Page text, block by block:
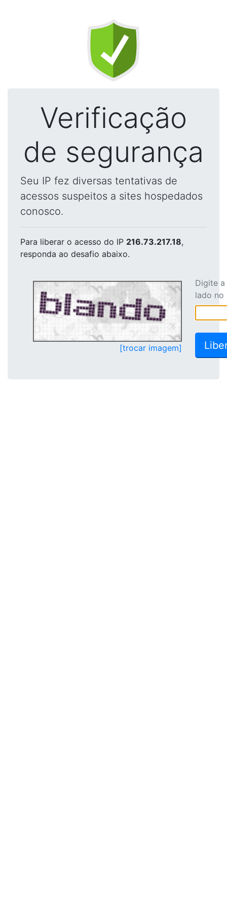
Verificação
de segurança
Seu IP fez diversas tentativas de
acessos suspeitos a sites hospedados
conosco.
Para liberar o acesso do IP 216.73.217.18,
responda ao desafio abaixo.
[trocar imagem]
Digite
lado no